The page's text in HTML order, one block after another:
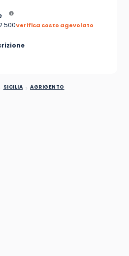
Verifica costo agevolato
SICILIA AGRIGENTO